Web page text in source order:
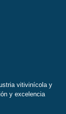
vitivinícola y
y excelencia